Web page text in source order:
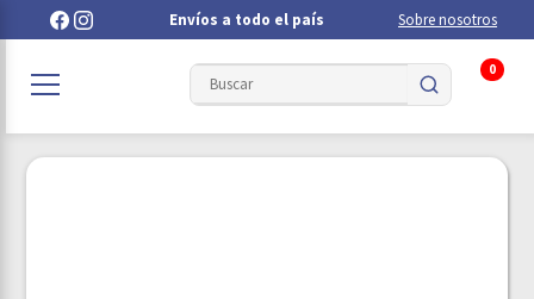
Envíos a todo el país Sobre nosotros
0